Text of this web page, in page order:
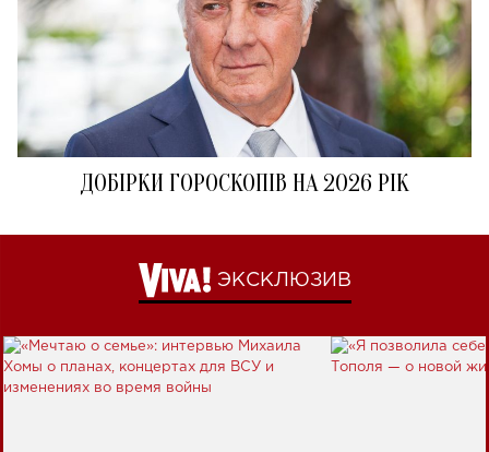
ДОБІРКИ ГОРОСКОПІВ НА 2026 РІК
ЭКСКЛЮЗИВ